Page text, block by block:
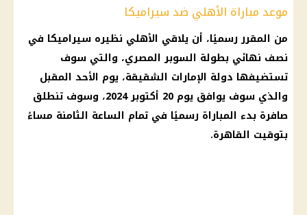
موعد مباراة الأهلي ضد سيراميكا
من المقرر رسميًا، أن يلاقي الأهلي نظيره سيراميكا في
نصف نهائي بطولة السوبر المصري، والتي سوف
تستضيفها دولة الإمارات الشقيقة، يوم الأحد المقبل
والذي سوف يوافق يوم 20 أكتوبر 2024، وسوف تنطلق
صافرة بدء المباراة رسميًا في تمام الساعة الثامنة مساءً
بتوقيت القاهرة.